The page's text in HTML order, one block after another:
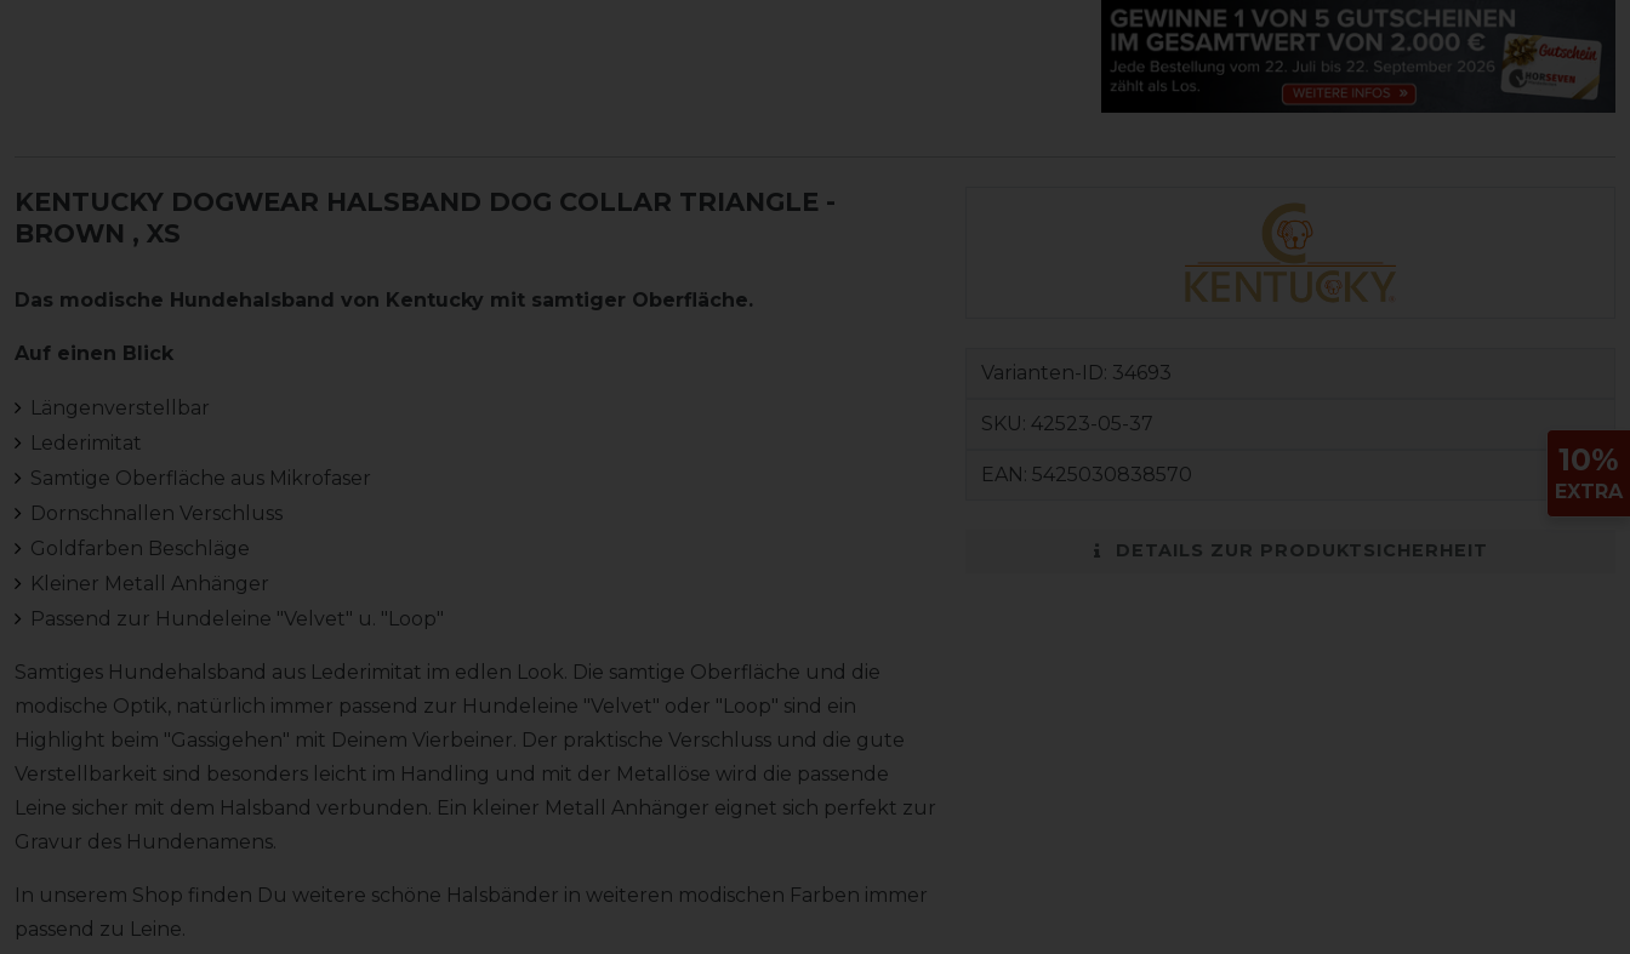
KENTUCKY DOGWEAR HALSBAND DOG COLLAR TRIANGLE -
BROWN , XS
Das modische Hundehalsband von Kentucky mit samtiger Oberfläche.
Auf einen Blick
Längenverstellbar
Lederimitat
Samtige Oberfläche aus Mikrofaser
Dornschnallen Verschluss
Goldfarben Beschläge
Kleiner Metall Anhänger
Passend zur Hundeleine "Velvet" u. "Loop"
Samtiges Hundehalsband aus Lederimitat im edlen Look. Die samtige Oberfläche und die
modische Optik, natürlich immer passend zur Hundeleine "Velvet" oder "Loop" sind ein
Highlight beim "Gassigehen" mit Deinem Vierbeiner. Der praktische Verschluss und die gute
Verstellbarkeit sind besonders leicht im Handling und mit der Metallöse wird die passende
Leine sicher mit dem Halsband verbunden. Ein kleiner Metall Anhänger eignet sich perfekt zur
Gravur des Hundenamens.
In unserem Shop finden Du weitere schöne Halsbänder in weiteren modischen Farben immer
passend zu Leine.
Varianten-ID: 34693
SKU: 42523-05-37
EAN: 5425030838570
DETAILS ZUR PRODUKTSICHERHEIT
10%
EXTRA